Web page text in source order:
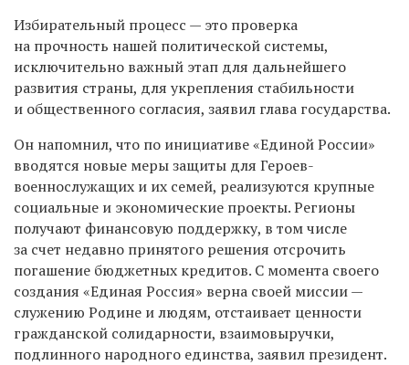
Избирательный процесс — это проверка
на прочность нашей политической системы,
исключительно важный этап для дальнейшего
развития страны, для укрепления стабильности
и общественного согласия, заявил глава государства.
Он напомнил, что по инициативе «Единой России»
вводятся новые меры защиты для Героев-
военнослужащих и их семей, реализуются крупные
социальные и экономические проекты. Регионы
получают финансовую поддержку, в том числе
за счет недавно принятого решения отсрочить
погашение бюджетных кредитов. С момента своего
создания «Единая Россия» верна своей миссии —
служению Родине и людям, отстаивает ценности
гражданской солидарности, взаимовыручки,
подлинного народного единства, заявил президент.